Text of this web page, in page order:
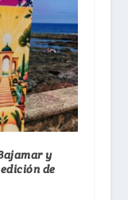
y
de